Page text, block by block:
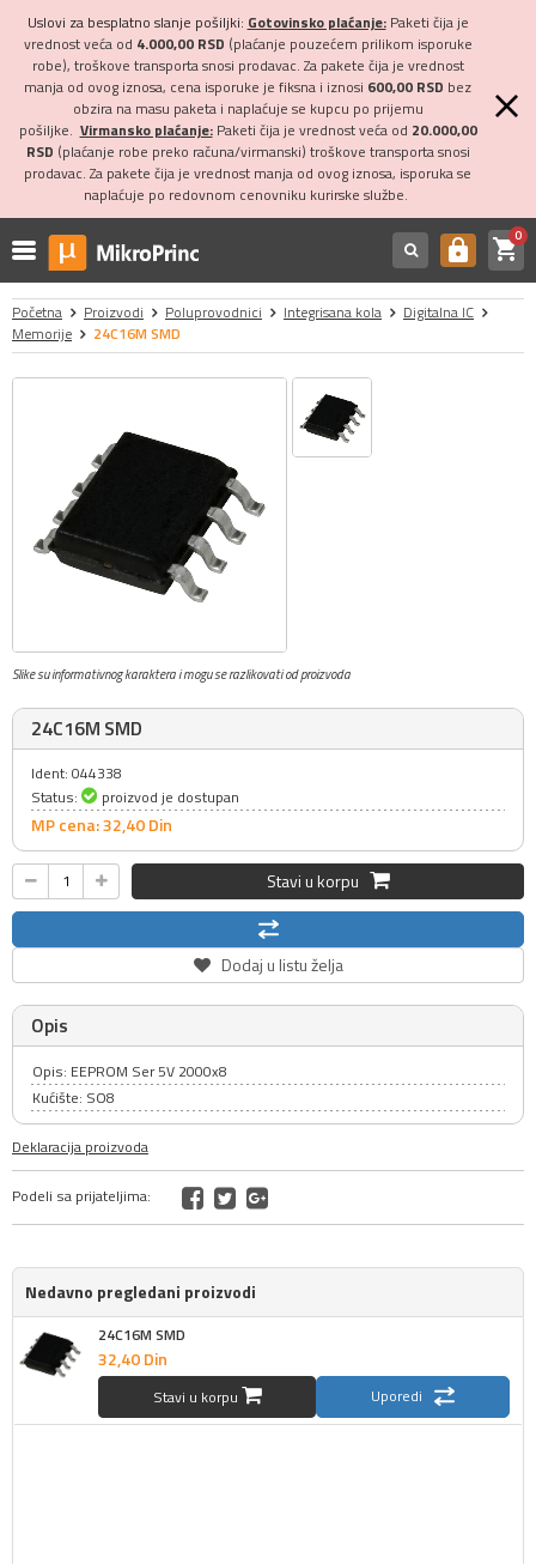
Uslovi za besplatno slanje pošiljki: Gotovinsko plaćanje:Paketi čija je
vrednost veća od 4.000,00 RSD (plaćanje pouzećem prilikom isporuke
robe), troškove transporta snosi prodavac. Za pakete čija je vrednost
manja od ovog iznosa, cena isporuke je fiksna i iznosi 600,00 RSD bez
obzira na masu paketa i naplaćuje se kupcu po prijemu
pošiljke. Virmansko plaćanje:Paketi čija je vrednost veća od 20.000,00
RSD (plaćanje robe preko računa/virmanski) troškove transporta snosi
prodavac. Za pakete čija je vrednost manja od ovog iznosa, isporuka se
naplaćuje po redovnom cenovniku kurirske službe.
https shopping_cart0
Početna Proizvodi Poluprovodnici Integrisana kola
Digitalna IC
Memorije
24C16M SMD
Slike su informativnog karaktera i mogu se razlikovati od proizvoda
24C16M SMD
Ident: 044338
Status:
proizvod je dostupan
MP cena: 32,40Din
Stavi u korpu
Dodaj u listu želja
Opis
Opis: EEPROM Ser 5V 2000x8
Kućište: SO8
Deklaracija proizvoda
Podeli sa prijateljima:
Nedavno pregledani proizvodi
24C16M SMD
32,40Din
Stavi u korpu Uporedi